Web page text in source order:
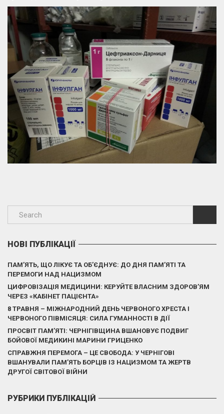
НОВІ ПУБЛІКАЦІЇ
ПАМ’ЯТЬ, ЩО ЛІКУЄ ТА ОБ’ЄДНУЄ: ДО ДНЯ ПАМ’ЯТІ ТА
ПЕРЕМОГИ НАД НАЦИЗМОМ
ЦИФРОВІЗАЦІЯ МЕДИЦИНИ: КЕРУЙТЕ ВЛАСНИМ ЗДОРОВ’ЯМ
ЧЕРЕЗ «КАБІНЕТ ПАЦІЄНТА»
8 ТРАВНЯ – МІЖНАРОДНИЙ ДЕНЬ ЧЕРВОНОГО ХРЕСТА І
ЧЕРВОНОГО ПІВМІСЯЦЯ: СИЛА ГУМАННОСТІ В ДІЇ
ПРОСВІТ ПАМ’ЯТІ: ЧЕРНІГІВЩИНА ВШАНОВУЄ ПОДВИГ
БОЙОВОЇ МЕДИКИНІ МАРИНИ ГРИЦЕНКО
СПРАВЖНЯ ПЕРЕМОГА – ЦЕ СВОБОДА: У ЧЕРНІГОВІ
ВШАНУВАЛИ ПАМ’ЯТЬ БОРЦІВ ІЗ НАЦИЗМОМ ТА ЖЕРТВ
ДРУГОЇ СВІТОВОЇ ВІЙНИ
РУБРИКИ ПУБЛІКАЦІЙ